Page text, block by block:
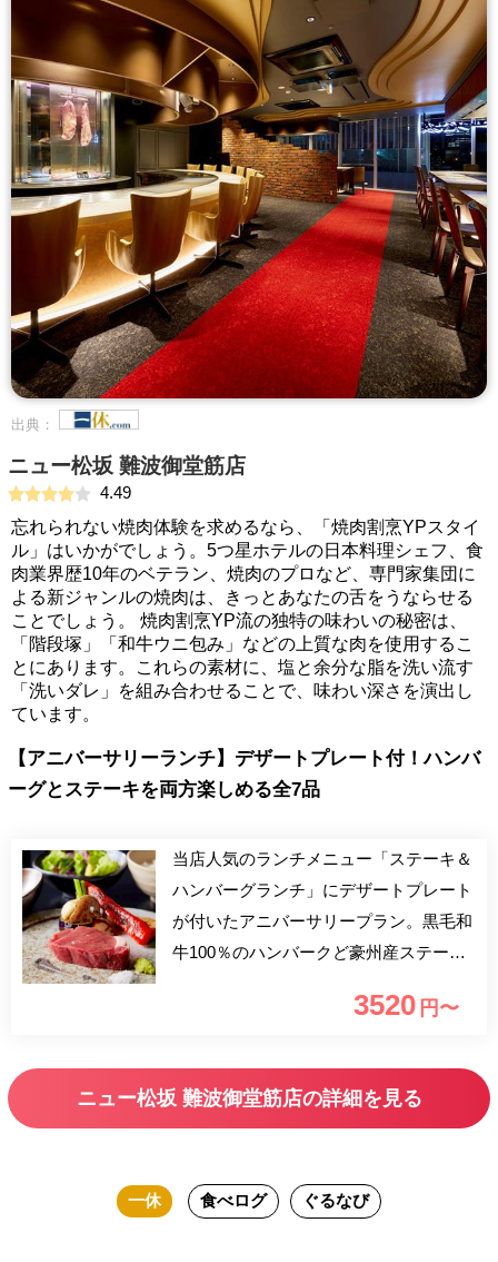
出典：
ニュー松坂 難波御堂筋店
4.49
忘れられない焼肉体験を求めるなら、「焼肉割烹YPスタイ
ル」はいかがでしょう。5つ星ホテルの日本料理シェフ、食
肉業界歴10年のベテラン、焼肉のプロなど、専門家集団に
よる新ジャンルの焼肉は、きっとあなたの舌をうならせる
ことでしょう。 焼肉割烹YP流の独特の味わいの秘密は、
「階段塚」「和牛ウニ包み」などの上質な肉を使用するこ
とにあります。これらの素材に、塩と余分な脂を洗い流す
「洗いダレ」を組み合わせることで、味わい深さを演出し
ています。
【アニバーサリーランチ】デザートプレート付！ハンバ
ーグとステーキを両方楽しめる全7品
当店人気のランチメニュー「ステーキ＆
ハンバーグランチ」にデザートプレート
が付いたアニバーサリープラン。黒毛和
牛100％のハンバークど豪州産ステーキ
やデート、ご家族でのお食事に是非ご賞
3520 円〜
ニュー松坂 難波御堂筋店の詳細を見る
一休 食べログ ぐるなび